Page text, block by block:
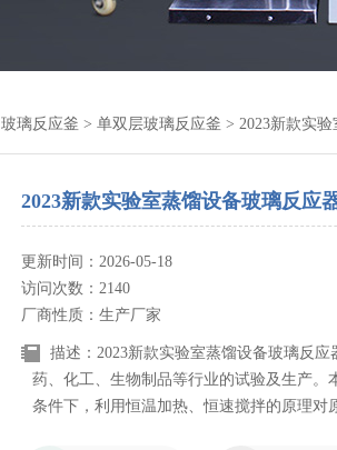
玻璃反应釜 > 单双层玻璃反应釜 > 2023新款实
2023新款实验室蒸馏设备玻璃反应
更新时间：2026-05-18
访问次数：2140
厂商性质：生产厂家
描述：2023新款实验室蒸馏设备玻璃反应
药、化工、生物制品等行业的试验及生产。
条件下，利用恒温加热、恒速搅拌的原理对